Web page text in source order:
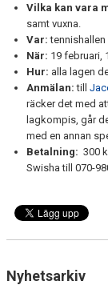
Vilka kan vara
samt vuxna.
Var:
När: 19 februari,
Hur: alla lagen
Anmälan: till
räcker det med
lagkompis, går
med en annan
Betalning: 300
Swisha till
Nyhetsarkiv